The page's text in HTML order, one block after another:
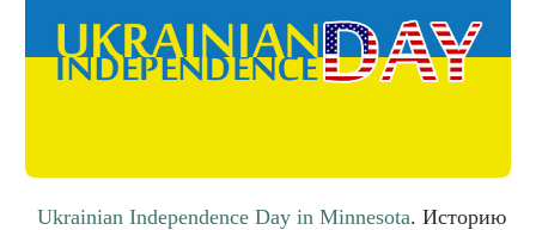
Ukrainian Independence Day in Minnesota. Историю